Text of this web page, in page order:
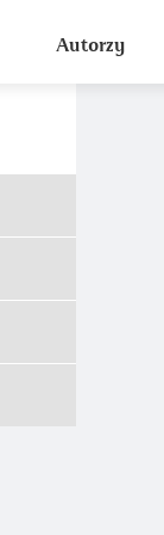
Autorzy